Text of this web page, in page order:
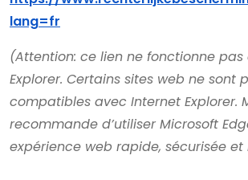
lang=fr
(Attention: ce lien ne fonctionne pas
Explorer. Certains sites web ne sont
compatibles avec Internet Explorer.
recommande d’utiliser Microsoft
expérience web rapide, sécurisée